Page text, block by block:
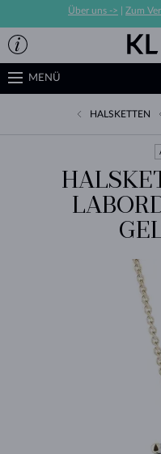
Über uns -> Zum
MENÜ
HALSKETTEN